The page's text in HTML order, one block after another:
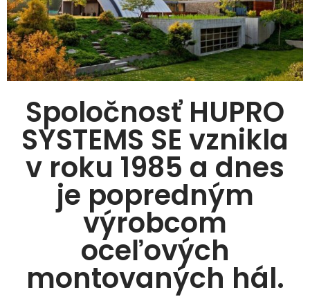
Spoločnosť HUPRO
SYSTEMS SE vznikla
v roku 1985 a dnes
je popredným
výrobcom
oceľových
montovaných hál.